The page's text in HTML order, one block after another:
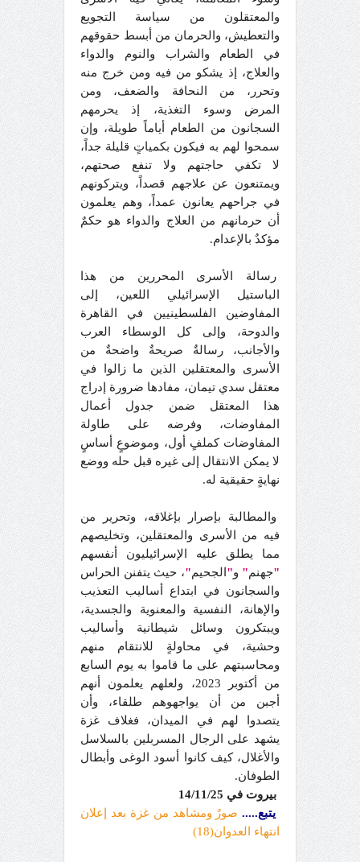
والمعتقلون من سياسة التجويع
والتعطيش، والحرمان من أبسط حقوقهم
في الطعام والشراب والنوم والدواء
والعلاج، إذ يشكو من فيه ومن خرج منه
وتحرر، من النحافة والضعف، ومن
المرض وسوء التغذية، إذ يحرمهم
السجانون من الطعام أياماً طويلة، وإن
سمحوا لهم به فيكون بكمياتٍ قليلة جداً،
لا تكفي حاجتهم ولا تنفع صحتهم،
ويمتنعون عن علاجهم قصداً، ويتركونهم
في جراحهم يعانون عمداً، وهم يعلمون
أن حرمانهم من العلاج والدواء هو حكمٌ
مؤكدٌ بالإعدام.
رسالة الأسرى المحررين من هذا
الباستيل الإسرائيلي اللعين، إلى
المفاوضين الفلسطينيين في القاهرة
والدوحة، وإلى كل الوسطاء العرب
والأجانب، رسالةٌ صريحةٌ واضحةٌ من
الأسرى والمعتقلين الذين ما زالوا في
معتقل سدي تيمان، مفادها ضرورة إدراج
هذا المعتقل ضمن جدول أعمال
المفاوضات، وفرضه على طاولة
المفاوضات كملفٍ أول، وموضوعٍ أساسٍ
لا يمكن الانتقال إلى غيره قبل حله ووضع
نهايةٍ حقيقية له.
والمطالبة بإصرار بإغلاقه، وتحرير من
فيه من الأسرى والمعتقلين، وتخليصهم
مما يطلق عليه الإسرائيليون أنفسهم
"جهنم" و" الجحيم"، حيث يتفنن الحراس
والسجانون في ابتداع أساليب التعذيب
والإهانة، النفسية والمعنوية والجسدية،
ويبتكرون وسائل شيطانية وأساليب
وحشية، في محاولةٍ للانتقام منهم
ومحاسبتهم على ما قاموا به يوم السابع
من أكتوبر 2023، ولعلهم يعلمون أنهم
أجبن من أن يواجهوهم طلقاء، وأن
يتصدوا لهم في الميدان، فغلاف غزة
يشهد على الرجال المسربلين بالسلاسل
والأغلال، كيف كانوا أسود الوغى وأبطال
الطوفان.
بيروت في
14/11/25
يتبع..... صورٌ ومشاهد من غزة بعد إعلان
انتهاء العدوان(18
)